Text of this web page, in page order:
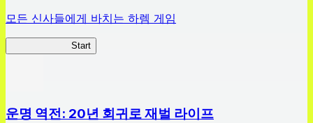
모든 신사들에게 바치는 하렘 게임
Start
운명 역전: 20년 회귀로 재벌 라이프